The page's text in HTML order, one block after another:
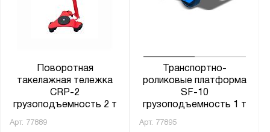
Поворотная
такелажная тележка
CRP-2
грузоподъемность 2 т
Арт. 77889
Транспортно-
роликовые платформа
SF-10
грузоподъемность 1 т
Арт. 77895
1000x700
1200x600
1380x450
1400x800